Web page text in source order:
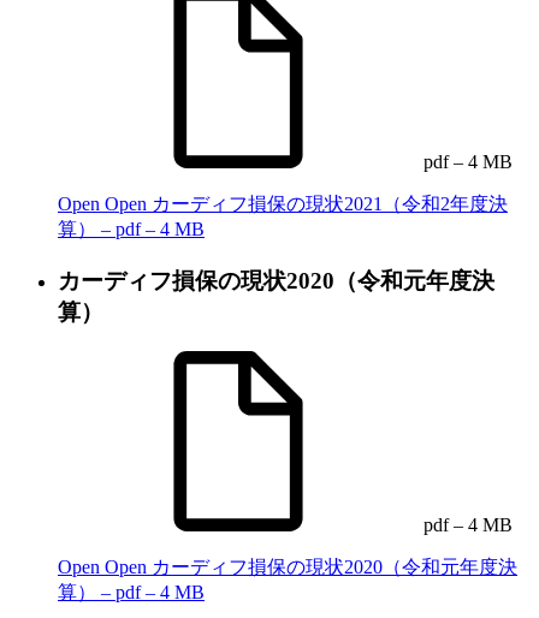
pdf – 4 MB
Open Open カーディフ損保の現状2021（令和2年度決
算） – pdf – 4 MB
カーディフ損保の現状2020（令和元年度決
算）
pdf – 4 MB
Open Open カーディフ損保の現状2020（令和元年度決
算） – pdf – 4 MB